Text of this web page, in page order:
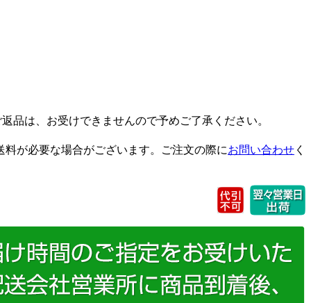
品は、お受けできませんので予めご了承ください。
が必要な場合がございます。ご注文の際にお問い合わせ く